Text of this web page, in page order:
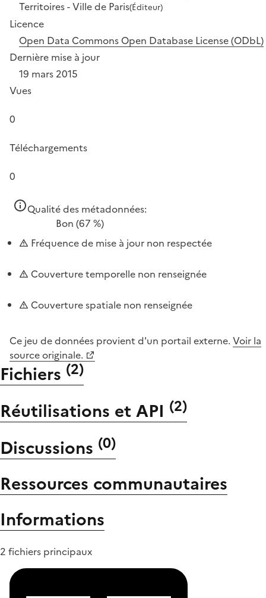
Territoires - Ville de Paris(Éditeur)
Licence
Open Data Commons Open Database License (ODbL)
Dernière mise à jour
19 mars 2015
Vues
0
Téléchargements
0
Qualité des métadonnées:
Bon (67 %)
Fréquence de mise à jour non respectée
Couverture temporelle non renseignée
Couverture spatiale non renseignée
Ce jeu de données provient d'un portail externe. Voir la
source originale.
Fichiers (2)
Réutilisations et API (2)
Discussions (0)
Ressources communautaires
Informations
2 fichiers principaux